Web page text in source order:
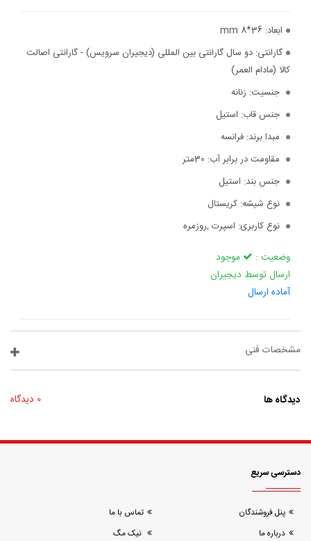
ابعاد:
گارانتی: دو سال گارانتی بین المللی (دیجیران سرویس) - گارانتی اصالت
کالا (مادام العمر)
جنسیت: زنانه
جنس قاب: استیل
مبدا برند: فرانسه
مقاومت در برابر آب: 30متر
جنس بند: استیل
نوع شیشه: کریستال
نوع کاربری: اسپرت ,روزمره
وضعیت :
موجود
ارسال توسط دیجیران
آماده ارسال
مشخصات فنی
دیدگاه ها 0 دیدگاه
دسترسی سریع
پنل فروشندگان
تماس با ما
درباره ما
نیک مگ